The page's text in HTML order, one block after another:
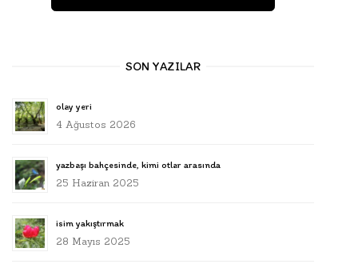
SON YAZILAR
olay yeri
4 Ağustos 2026
yazbaşı bahçesinde, kimi otlar arasında
25 Haziran 2025
isim yakıştırmak
28 Mayıs 2025